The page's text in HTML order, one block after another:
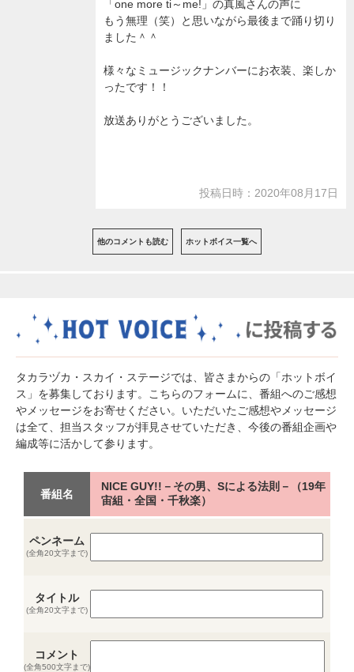
「one more ti～me!」の真風さんの声に
もう無理（笑）と思いながら最後まで踊り切り
ました＾＾
様々なミュージックナンバーにお衣装、楽しか
ったです！！
放送ありがとうございました。
投稿日時：2020年08月17日
他のコメントも読む ホットボイス一覧へ
タカラヅカ・スカイ・ステージでは、皆さまからの「ホットボイ
ス」を募集しております。こちらのフォームに、番組へのご感想
やメッセージをお寄せください。いただいたご感想やメッセージ
は全て、担当スタッフが拝見させていただき、今後の番組企画や
編成等に活かして参ります。
番組名
NICE GUY!!－その男、Sによる法則－（19年
宙組・全国・千秋楽）
ペンネーム
(全角20文字まで)
タイトル
(全角20文字まで)
コメント
(全角500文字まで)